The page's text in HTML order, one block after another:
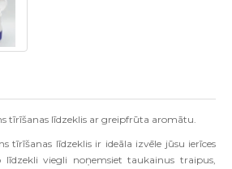
tīrīšanas līdzeklis ar greipfrūta aromātu.
tīrīšanas līdzeklis ir ideāla izvēle jūsu ierīces
līdzekli viegli noņemsiet taukainus traipus,